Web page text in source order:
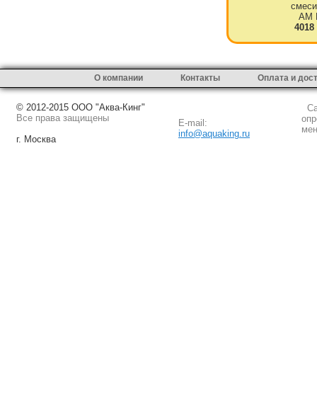
AM
4018
О компании Контакты Оплата и
© 2012-2015 ООО "Аква-Кинг"
Все права защищены
г. Москва
E-mail:
info@aquaking.ru